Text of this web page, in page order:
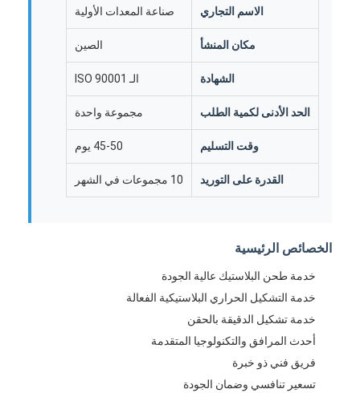
خدمات صب الحقن
خدمة صب حقن البلاستيك
صب حقن دقيقة
حقن صب طلقة واحدة
صب حقن OEM
الاسم التجاري صناعة المعدات الأولية
مكان المنشأ الصين
الشهادة الـ ISO 90001
الحد الأدنى لكمية الطلب مجموعة واحدة
وقت التسليم 45-50 يوم
القدرة على التوريد 10 مجموعات في الشهر
الخصائص الرئيسية
خدمة طحن البلاستيك عالية الجودة
خدمة التشكيل الحراري البلاستيكية الفعالة
خدمة تشكيل الدقيقة بالحقن
أحدث المرافق والتكنولوجيا المتقدمة
فريق فني ذو خبرة
تسعير تنافسي وضمان الجودة